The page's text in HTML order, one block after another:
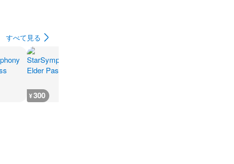
すべて見る
¥300